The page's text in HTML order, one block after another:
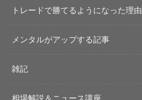
トレードで勝てるようになった理由
メンタルがアップする記事
雑記
相場解説＆ニュース講座